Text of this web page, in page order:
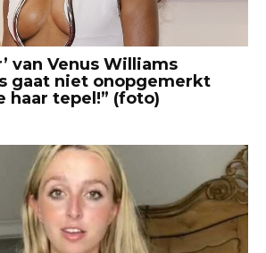
van Venus Williams
gaat niet onopgemerkt
haar tepel!” (foto)